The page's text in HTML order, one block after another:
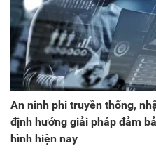
An ninh phi truyền thống,
định hướng giải pháp đảm
hình hiện nay